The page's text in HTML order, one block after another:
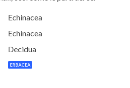
Echinacea
Echinacea
Decidua
ERBACEA